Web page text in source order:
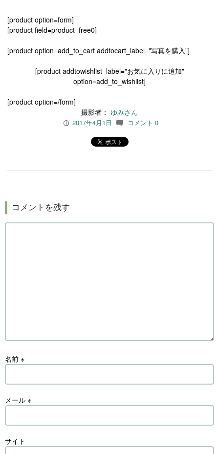
[product option=form]
[product field=product_free0]
[product option=add_to_cart addtocart_label="写真を購入"]
[product addtowishlist_label="お気に入りに追加"
option=add_to_wishlist]
[product option=/form]
撮影者： ゆみさん
P 2017年4月1日 c コメント 0
コメントを残す
名前 ※
メール ※
サイト